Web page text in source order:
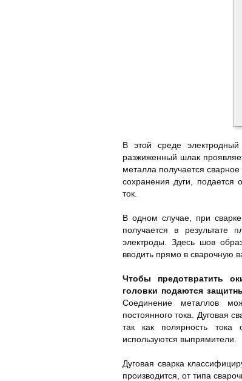
В этой среде
разжиженный шлак
металла получается
сохранения дуги,
ток.
В одном случае, при
получается в результате
электроды. Здесь шов
вводить прямо в сварочную
Чтобы предотвратить
головки подаются
Соединение металлов
постоянного тока. Дуговая
так как полярность тока
используются выпрямители.
Дуговая сварка
производится, от типа